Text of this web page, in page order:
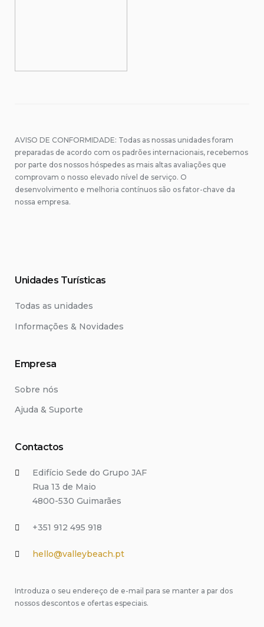
AVISO DE CONFORMIDADE: Todas as nossas unidades foram
preparadas de acordo com os padrões internacionais, recebemos
por parte dos nossos hóspedes as mais altas avaliações que
comprovam o nosso elevado nível de serviço. O
desenvolvimento e melhoria contínuos são os fator-chave da
nossa empresa.
Unidades Turísticas
Todas as unidades
Informações & Novidades
Empresa
Sobre nós
Ajuda & Suporte
Contactos
Edifício Sede do Grupo JAF
Rua 13 de Maio
4800-530 Guimarães
+351 912 495 918
hello@valleybeach.pt
Introduza o seu endereço de e-mail para se manter a par dos
nossos descontos e ofertas especiais.